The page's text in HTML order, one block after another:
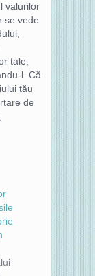
valurilor
se vede
tale,
l. Că
tău
de